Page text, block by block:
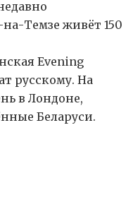
Темзе живёт 150
Evening
русскому. На
в Лондоне,
Беларуси.